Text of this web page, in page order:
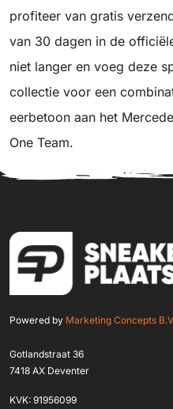
profiteer van gratis
van 30 dagen in de
niet langer en voeg deze
collectie voor een
eerbetoon aan het
One Team.
Powered by Marketing Concepts
Gotlandstraat 36
7418 AX Deventer
KVK: 91956099